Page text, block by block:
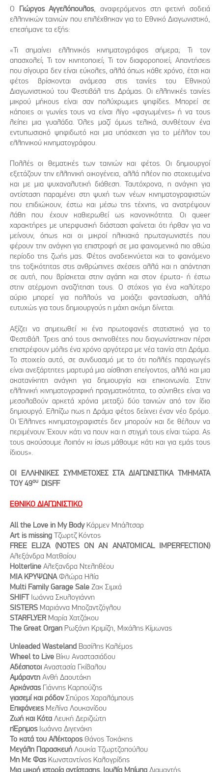
Ο Γιώργος Αγγελόπουλος, αναφερόμενος στη φετινή σοδειά
ελληνικών ταινιών που επιλέχθηκαν για το Εθνικό Διαγωνιστικό,
επεσήμανε τα εξής:
«Τι σημαίνει ελληνικός κινηματογράφος σήμερα; Τι τον
απασχολεί; Τι τον κινητοποιεί; Τι τον διαφοροποιεί; Απαντήσεις
που σίγουρα δεν είναι εύκολες, αλλά όπως κάθε χρόνο, έτσι και
φέτος βρίσκονται ανάμεσα στις ταινίες του Εθνικού
Διαγωνιστικού του Φεστιβάλ της Δράμας. Οι ελληνικές ταινίες
μικρού μήκους είναι σαν πολύχρωμες ψηφίδες. Μπορεί σε
κάποιες οι γωνίες τους να είναι λίγο «φαγωμένες» ή να τους
λείπει μια γυαλάδα. Όλες μαζί όμως τελικά, συνθέτουν ένα
εντυπωσιακό ψηφιδωτό και μια υπόσχεση για το μέλλον του
ελληνικού κινηματογράφου.
Πολλές οι θεματικές των ταινιών και φέτος. Οι δημιουργοί
εξετάζουν την ελληνική οικογένεια, αλλά πλέον πιο στοχευμένα
και με μια ψυχαναλυτική διάθεση. Ταυτόχρονα, η ανάγκη για
αντίσταση παραμένει στη ψυχή των νέων κινηματογραφιστών
που επιδιώκουν, έστω και μέσω της τέχνης, να ανατρέψουν
λάθη που έχουν καθιερωθεί ως κανονικότητα. Οι queer
χαρακτήρες με υπερφυσική διάσταση φαίνεται ότι ήρθαν για να
μείνουν, όπως και οι μικροί ηλικιακά πρωταγωνιστές που
φέρουν την ανάγκη για επιστροφή σε μια φαινομενικά πιο αθώα
περίοδο της ζωής μας. Φέτος αναδεικνύεται και το φαινόμενο
της τοξικότητας στις ανθρώπινες σχέσεις αλλά και η απάντηση
σε αυτή, που βρίσκεται στην αγάπη και στον έρωτα- ή έστω
στην ατέρμονη αναζήτηση τους. Ο στόχος για ένα καλύτερο
αύριο μπορεί για πολλούς να μοιάζει φαντασίωση, αλλά
ευτυχώς για τους δημιουργούς η μάχη ακόμη δίνεται.
Αξίζει να σημειωθεί κι ένα πρωτοφανές στατιστικό για το
Φεστιβάλ. Τρεις από τους σκηνοθέτες που διαγωνίστηκαν πέρσι
επιστρέφουν μόλις ένα χρόνο αργότερα με νέα ταινία στη Δράμα.
Το στοιχείο αυτό, σε συνδυασμό με το ότι πολλές παραγωγές
είναι ανεξάρτητες μαρτυρά μια αίσθηση επείγοντος, αλλά και μια
ακατανίκητη ανάγκη για δημιουργία και επικοινωνία. Στην
ελληνική κινηματογραφική πραγματικότητα, το σύνηθες είναι να
μεσολαβούν αρκετά χρόνια μεταξύ δύο ταινιών από τον ίδιο
δημιουργό. Ελπίζω πως η Δράμα φέτος δείχνει έναν νέο δρόμο.
Οι Έλληνες κινηματογραφιστές δεν μπορούν και δε θέλουν να
περιμένουν. Έχουν κάτι να πουν και η στιγμή τους είναι τώρα. Ας
τους ακούσουμε λοιπόν κι ίσως μάθουμε κάτι και για εμάς τους
ίδιους».
ΟΙ ΕΛΛΗΝΙΚΕΣ ΣΥΜΜΕΤΟΧΕΣ ΣΤΑ ΔΙΑΓΩΝΙΣΤΙΚΑ ΤΜΗΜΑΤΑ
ΤΟΥ 49ου DISFF
ΕΘΝΙΚΟ ΔΙΑΓΩΝΙΣΤΙΚΟ
All the Love in My BodyΚάρμεν Μπάλτσαρ
Art is missing Τζωρτζ Κόντος
FREE ELIZA (NOTES ON AN ANATOMICAL IMPERFECTION)
Αλεξάνδρα Ματθαίου
Holterline Αλεξανδρα Ντεληθέου
MIA ΚΡΥΨΩΝΑΦλώρα Ηλία
Multi Family Garage Sale Ζακ Σιμχά
SHIFTΙωάννα Σκυλογιάννη
SISTERS Μαριάννα Μποζαντζόγλου
STARFLYER Μαρία Χατζάκου
The Great Organ Ρωξάνη Κριμίζη, Μιχάλης Κίμωνας
Unleaded Wasteland Βασίλης Καλέμος
Wheel to Live Βίκυ Αναστασιάδου
Αδέσποτοι Αναστασία Γκίβαλου
Αμάραντη Ανθή Δαουτάκη
ΑρκάνσαςΓιάννης Καρπούζης
γιασεμί και ρόδονΣπύρος Χαραλάμπους
ΕπιφάνειεςΜελίνα Λουκανίδου
Ζωή και Κότα Λευκή Δεριζιώτη
ηΈρημοςΙωάννα Διγενάκη
Το κατά του ΑλέκτοροςΘάνος Τοκάκης
Μεγάλη Παρασκευή Λουκία Τζωρτζοπούλου
Μη Με ΦαςΚωνσταντίνος Καλογρίδης
Μια μικρή ιστορία αντίστασης. Ιουλία Μπίμπα Διαμαντής